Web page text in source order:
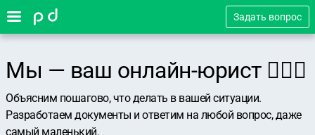
Задать вопрос
Мы — ваш онлайн-юрист 👨🏻‍⚖️
Объясним пошагово, что делать в вашей ситуации.
Разработаем документы и ответим на любой вопрос, даже
самый маленький.